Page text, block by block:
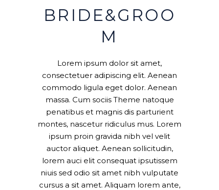
BRIDE&GROO
M
Lorem ipsum dolor sit amet,
consectetuer adipiscing elit. Aenean
commodo ligula eget dolor. Aenean
massa. Cum sociis Theme natoque
penatibus et magnis dis parturient
montes, nascetur ridiculus mus. Lorem
ipsum proin gravida nibh vel velit
auctor aliquet. Aenean sollicitudin,
lorem auci elit consequat ipsutissem
niuis sed odio sit amet nibh vulputate
cursus a sit amet. Aliquam lorem ante,